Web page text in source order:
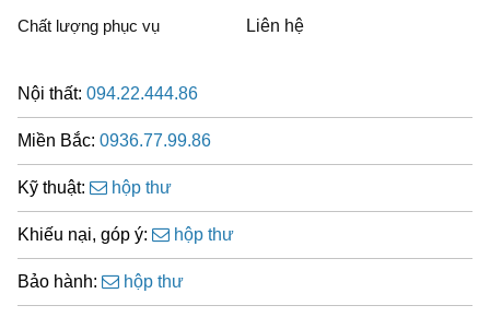
Chất lượng phục vụ Liên hệ
Nội thất: 094.22.444.86
Miền Bắc: 0936.77.99.86
Kỹ thuật: hộp thư
Khiếu nại, góp ý: hộp thư
Bảo hành: hộp thư